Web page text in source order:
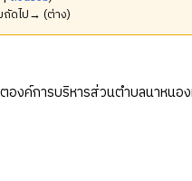
ถัดไป→ (ต่าง)
องค์การบริหารส่วนตำบลนาหนอ